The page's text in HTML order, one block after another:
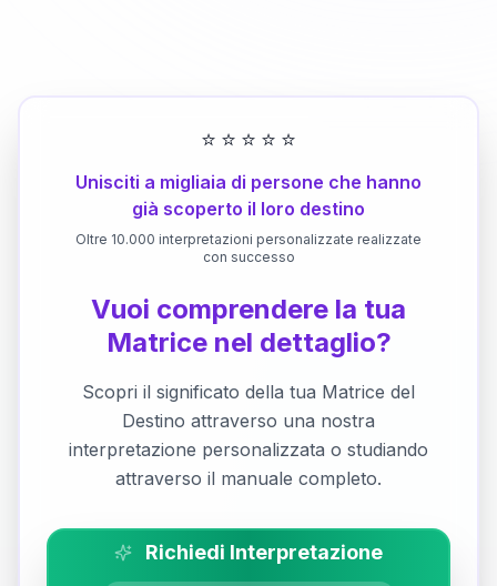
⭐ ⭐ ⭐ ⭐ ⭐
Unisciti a migliaia di persone che hanno
già scoperto il loro destino
Oltre 10.000 interpretazioni personalizzate realizzate
con successo
Vuoi comprendere la tua
Matrice nel dettaglio?
Scopri il significato della tua Matrice del
Destino attraverso una nostra
interpretazione personalizzata o studiando
attraverso il manuale completo.
Richiedi Interpretazione